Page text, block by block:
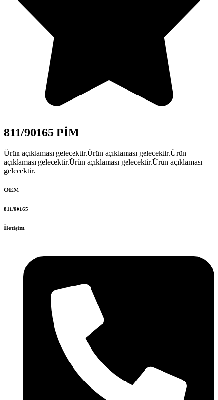
811/90165 PİM
Ürün açıklaması gelecektir.Ürün açıklaması gelecektir.Ürün
açıklaması gelecektir.Ürün açıklaması gelecektir.Ürün açıklaması
gelecektir.
OEM
811/90165
İletişim